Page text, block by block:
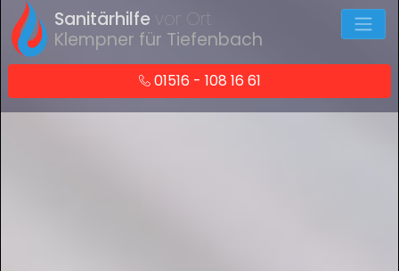
Sanitärhilfe vor Ort
Klempner für Tiefenbach
01516 - 108 16 61